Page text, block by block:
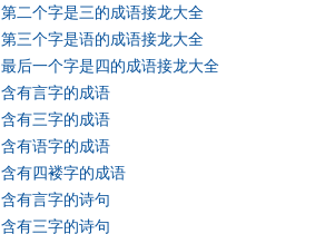
第二个字是三的成语接龙大全
第三个字是语的成语接龙大全
最后一个字是四的成语接龙大全
含有言字的成语
含有三字的成语
含有语字的成语
含有四褛字的成语
含有言字的诗句
含有三字的诗句